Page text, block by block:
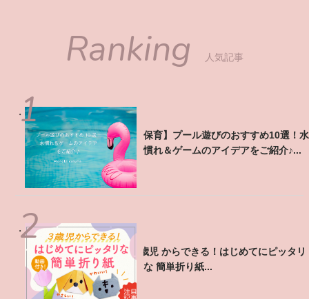
Ranking 人気記事
【保育】プール遊びのおすすめ10選！水
慣れ＆ゲームのアイデアをご紹介♪...
3歳児 からできる！はじめてにピッタリ
な 簡単折り紙...